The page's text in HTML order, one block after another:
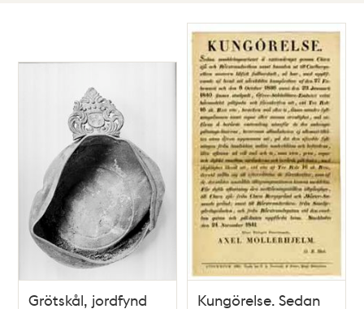
Grötskål, jordfynd
Kungörelse. Sedan